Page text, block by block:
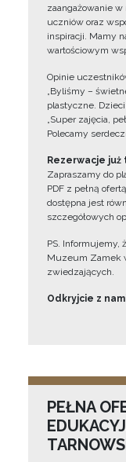
zaangażowanie
uczniów oraz
inspiracji. Mamy
wartościowym
Opinie
„Byliśmy –
plastyczne.
„Super zajęcia,
Polecamy
Rezerwacje już
Zapraszamy do
PDF z pełną
dostępna jest
szczegółowych
PS. Informujemy,
Muzeum Zamek
zwiedzających.
Odkryjcie z
PEŁNA